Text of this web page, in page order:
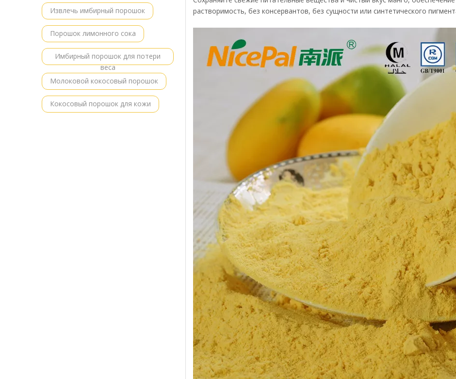
Извлечь имбирный порошок
Порошок лимонного сока
Имбирный порошок для потери
веса
Молоковой кокосовый порошок
Кокосовый порошок для кожи
растворимость, без консервантов, без сущности или синтетического